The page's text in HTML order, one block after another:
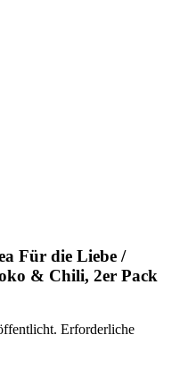
Für die Liebe /
& Chili, 2er Pack
Erforderliche